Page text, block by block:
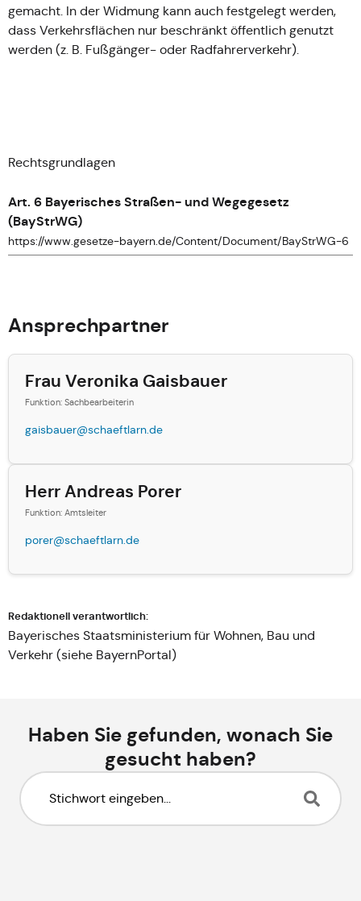
gemacht. In der Widmung kann auch festgelegt werden,
dass Verkehrsflächen nur beschränkt öffentlich genutzt
werden (z. B. Fußgänger- oder Radfahrerverkehr).
Rechtsgrundlagen
Art. 6 Bayerisches Straßen- und Wegegesetz
(BayStrWG)
https://www.gesetze-bayern.de/Content/Document/BayStrWG-6
Ansprechpartner
Frau Veronika Gaisbauer
Funktion: Sachbearbeiterin
gaisbauer@schaeftlarn.de
Herr Andreas Porer
Funktion: Amtsleiter
porer@schaeftlarn.de
Redaktionell verantwortlich:
Bayerisches Staatsministerium für Wohnen, Bau und
Verkehr (siehe BayernPortal)
Haben Sie gefunden, wonach Sie
gesucht haben?